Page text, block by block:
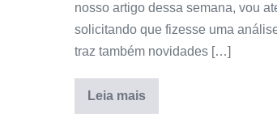
nosso artigo dessa semana, vou
solicitando que fizesse uma
traz também novidades […]
Leia mais
Ozem